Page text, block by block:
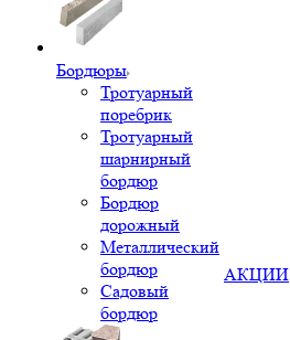
Бордюры
Тротуарный
поребрик
Тротуарный
шарнирный
бордюр
Бордюр
дорожный
Металлический
бордюр
Садовый
бордюр
АКЦИИ